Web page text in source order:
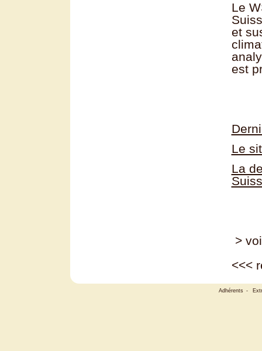
Le
et
est
Le
La
>
<<<
Adhérents -